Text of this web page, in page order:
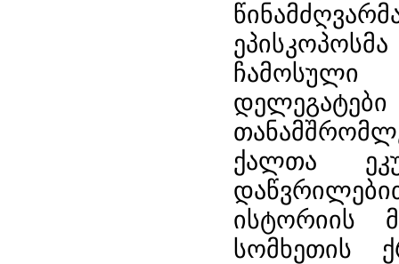
ჩამოსული
ქალთა
ისტორიის
სომხეთის